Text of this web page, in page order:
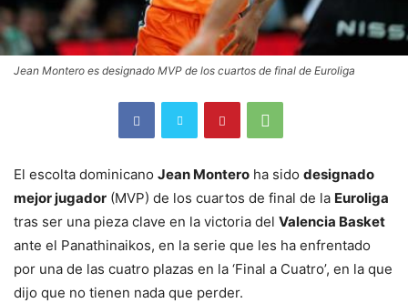
Jean Montero es designado MVP de los cuartos de final de Euroliga
El escolta dominicano Jean Montero ha sido designado
mejor jugador (MVP) de los cuartos de final de la Euroliga
tras ser una pieza clave en la victoria del Valencia Basket
ante el Panathinaikos, en la serie que les ha enfrentado
por una de las cuatro plazas en la ‘Final a Cuatro’, en la que
dijo que no tienen nada que perder.